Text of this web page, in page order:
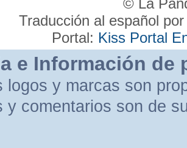
© La
Traducción al español
Portal: Kiss Portal
e Información de
logos y marcas son
y comentarios son de